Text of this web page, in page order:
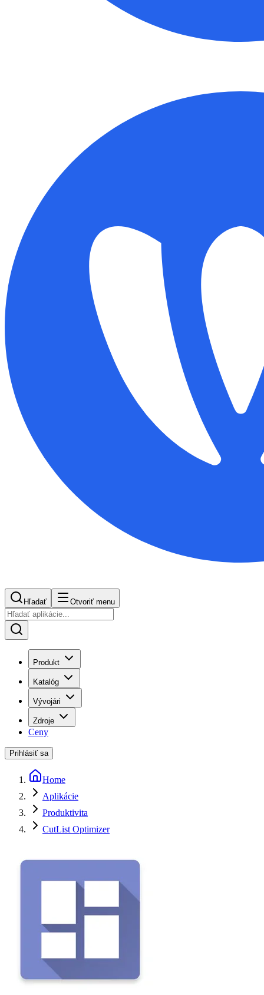
Hľadať Otvoriť menu
Produkt
Katalóg
Vývojári
Zdroje
Ceny
Prihlásiť sa
Home
Aplikácie
Produktivita
CutList Optimizer